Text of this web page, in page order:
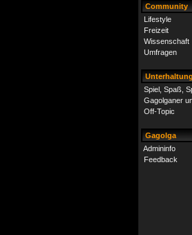
Community
Lifestyle
Freizeit
Wissenschaft
Umfragen
Unterhaltung
Spiel, Spaß,
Gagolganer
Off-Topic
Gagolga
Admininfo
Feedback